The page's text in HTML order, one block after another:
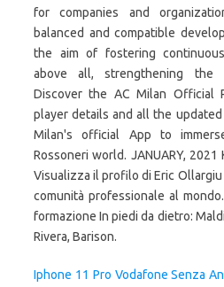
for companies and
balanced and compatible
the aim of fostering
above all, strengthening the
Discover the AC Milan Official
player details and all the
Milan's official App to
Rossoneri world. JANUARY, 2021
Visualizza il profilo di Eric Ollargiu
comunità professionale al
formazione In piedi da dietro:
Rivera, Barison.
Iphone 11 Pro Vodafone Senza